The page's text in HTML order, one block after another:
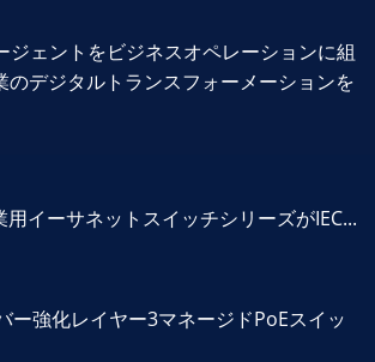
ジェントをビジネスオペレーションに組
のデジタルトランスフォーメーションを
イーサネットスイッチシリーズがIEC...
ー強化レイヤー3マネージドPoEスイッ